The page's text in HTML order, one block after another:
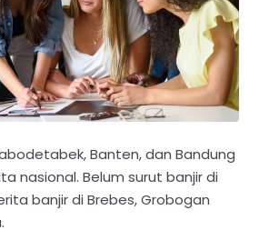
Banten, dan Bandung
nasional. Belum surut banjir di
banjir di Brebes, Grobogan